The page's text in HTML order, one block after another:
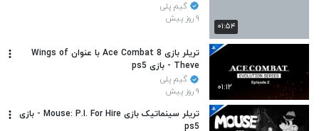
۰۱:۵۴
گیم پلی
۹ روز پیش
۰۱:۱۲
تریلر بازی Ace Combat 8 با عنوان Wings of
Theve - بازی ps5
گیم پلی
۹ روز پیش
تریلر سینماتیک بازی Mouse: P.I. For Hire - بازی
ps5